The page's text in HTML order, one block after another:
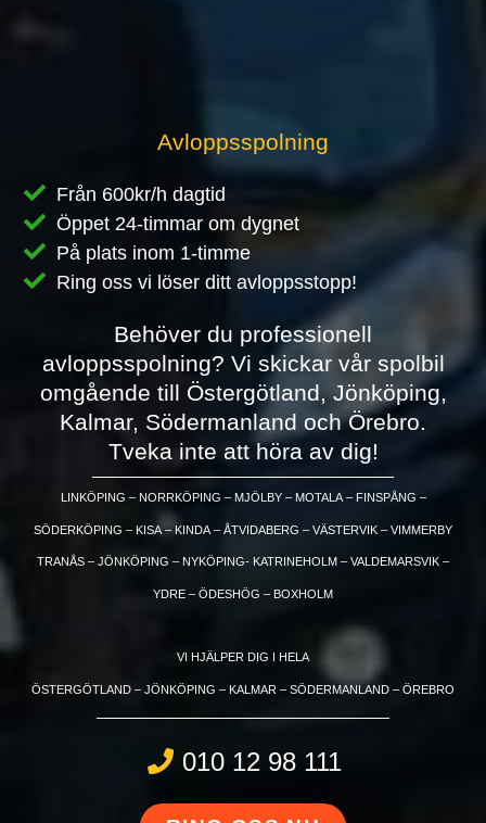
Avloppsspolning
Från 600kr/h dagtid
Öppet 24-timmar om dygnet
På plats inom 1-timme
Ring oss vi löser ditt avloppsstopp!
Behöver du professionell
avloppsspolning? Vi skickar vår spolbil
omgående till Östergötland, Jönköping,
Kalmar, Södermanland och Örebro.
Tveka inte att höra av dig!
LINKÖPING – NORRKÖPING – MJÖLBY – MOTALA – FINSPÅNG –
SÖDERKÖPING – KISA – KINDA – ÅTVIDABERG – VÄSTERVIK – VIMMERBY
TRANÅS – JÖNKÖPING – NYKÖPING- KATRINEHOLM – VALDEMARSVIK –
YDRE – ÖDESHÖG – BOXHOLM
VI HJÄLPER DIG I HELA
ÖSTERGÖTLAND – JÖNKÖPING – KALMAR – SÖDERMANLAND – ÖREBRO
010 12 98 111